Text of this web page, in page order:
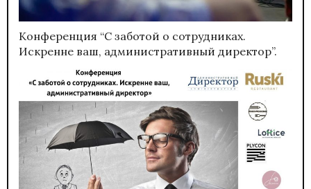
Конференция “С заботой о сотрудниках.
Искренне ваш, административный директор”.